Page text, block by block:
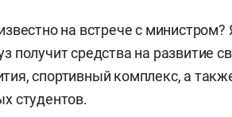
на встрече с
получит средства на развитие
спортивный комплекс, а
студентов.